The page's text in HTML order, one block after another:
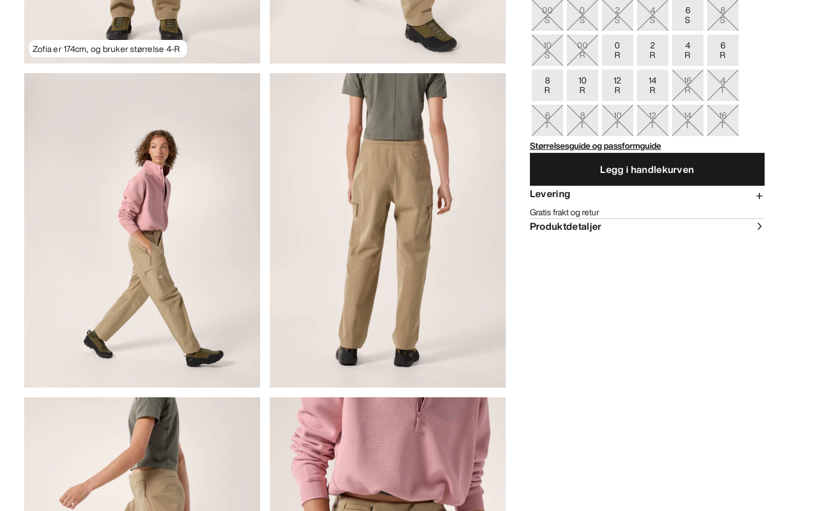
Zofia er 174cm, og bruker størrelse 4-R
00
S
0
S
2
S
4
S
6
S
8
S
10
S
00
R
0
R
2
R
4
R
6
R
8
R
10
R
12
R
14
R
16
R
4
T
6
T
8
T
10
T
12
T
14
T
16
T
Størrelsesguide og passformguide
Legg i handlekurven
Levering
Gratis frakt og retur
Produktdetaljer